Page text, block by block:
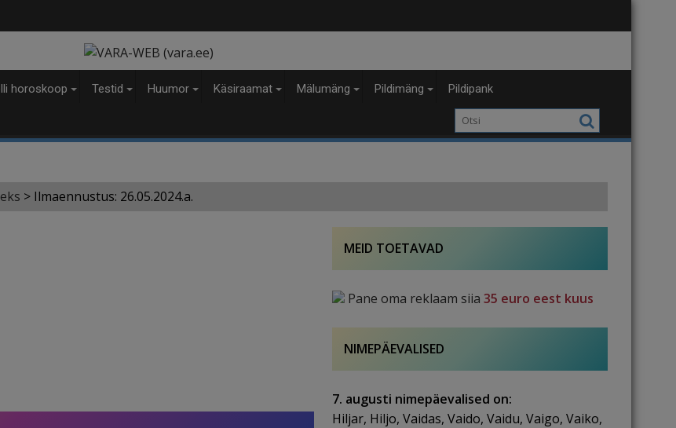
horoskoop Testid Huumor Käsiraamat Mälumäng Pildimäng Pildipank
> Ilmaennustus: 26.05.2024.a.
MEID TOETAVAD
Pane oma reklaam siia 35 euro eest kuus
NIMEPÄEVALISED
7. augusti nimepäevalised on:
Hiljar, Hiljo, Vaidas, Vaido, Vaidu, Vaigo, Vaiko,